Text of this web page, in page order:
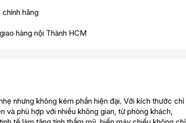
chính hãng
hàng nội Thành HCM
nhưng không kém phần hiện đại. Với kích thước chỉ
và phù hợp với nhiều không gian, từ phòng khách,